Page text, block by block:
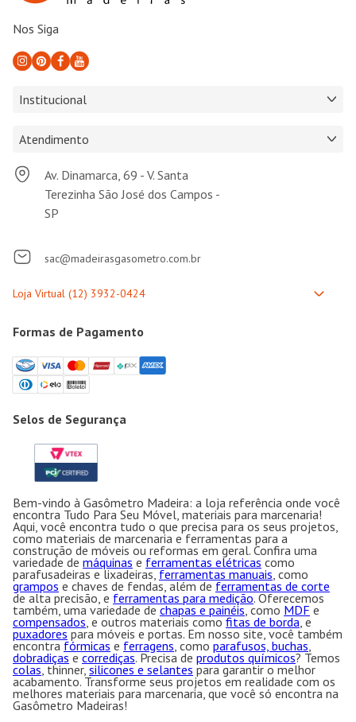
Nos Siga
Institucional
Atendimento
Av. Dinamarca, 69 - V. Santa
Terezinha São José dos Campos -
SP
sac@madeirasgasometro.com.br
Formas de Pagamento
Selos de Segurança
Bem-vindo à Gasômetro Madeira: a loja referência onde você
encontra Tudo Para Seu Móvel, materiais para marcenaria!
Aqui, você encontra tudo o que precisa para os seus projetos,
como materiais de marcenaria e ferramentas para a
construção de móveis ou reformas em geral. Confira uma
variedade de máquinas e ferramentas elétricas como
parafusadeiras e lixadeiras, ferramentas manuais, como
grampos e chaves de fendas, além de ferramentas de corte
de alta precisão, e ferramentas para medição. Oferecemos
também, uma variedade de chapas e painéis, como MDF e
compensados, e outros materiais como fitas de borda, e
puxadores para móveis e portas. Em nosso site, você também
encontra fórmicas e ferragens, como parafusos, buchas,
dobradiças e corrediças. Precisa de produtos químicos? Temos
colas, thinner, silicones e selantes para garantir o melhor
acabamento. Transforme seus projetos em realidade com os
melhores materiais para marcenaria, que você só encontra na
Gasômetro Madeiras!